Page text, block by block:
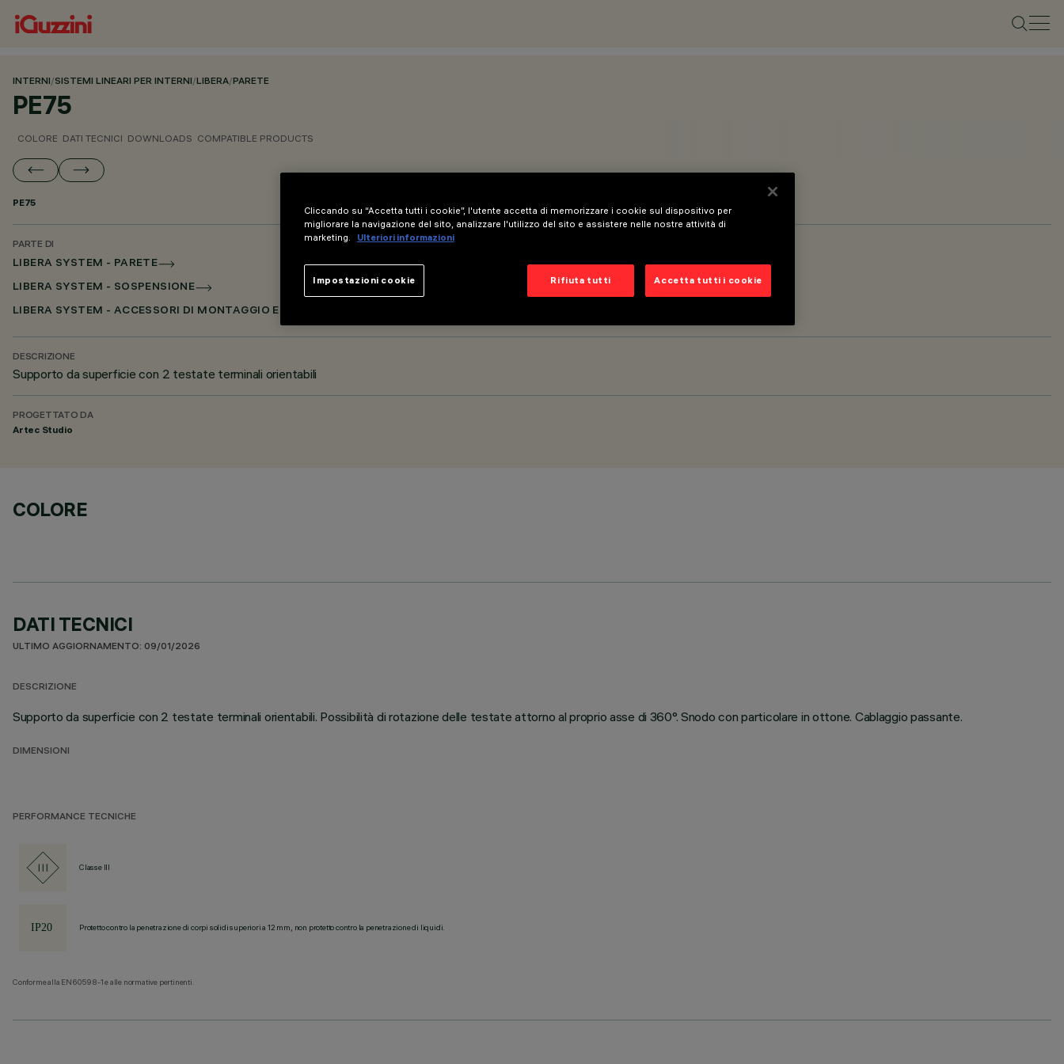
INTERNI/SISTEMI LINEARI PER INTERNI/LIBERA/PARETE
PE75
COLORE DATI TECNICI DOWNLOADS COMPATIBLE PRODUCTS
PE75
PARTE DI
LIBERA SYSTEM - PARETE
LIBERA SYSTEM - SOSPENSIONE
LIBERA SYSTEM - ACCESSORI DI MONTAGGIO E ALIMENTAZIONE
DESCRIZIONE
Supporto da superficie con 2 testate terminali orientabili
PROGETTATO DA
Artec Studio
COLORE
DATI TECNICI
ULTIMO AGGIORNAMENTO: 09/01/2026
DESCRIZIONE
Supporto da superficie con 2 testate terminali orientabili. Possibilità di rotazione delle testate attorno al proprio asse di 360°. Snodo con particolare in ottone. Cablaggio passante.
DIMENSIONI
PERFORMANCE TECNICHE
Classe III
Protetto contro la penetrazione di corpi solidi superiori a 12 mm, non protetto contro la penetrazione di liquidi.
Conforme alla EN60598-1 e alle normative pertinenti.
Cliccando su “Accetta tutti i cookie”, l'utente accetta di memorizzare i cookie sul dispositivo per
migliorare la navigazione del sito, analizzare l'utilizzo del sito e assistere nelle nostre attività di
marketing.
Ulteriori informazioni
Rifiuta tutti Accetta tutti i cookie
Impostazioni cookie